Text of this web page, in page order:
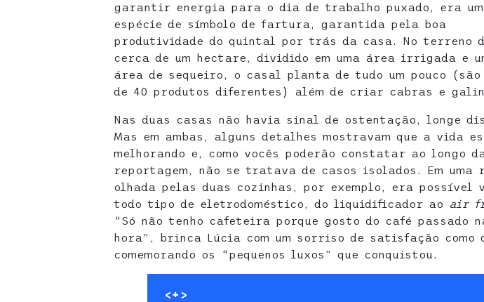
garantir energia para o dia de trabalho puxado, era
espécie de símbolo de fartura, garantida pela boa
produtividade do quintal por trás da casa. No terreno
cerca de um hectare, dividido em uma área irrigada e
área de sequeiro, o casal planta de tudo um pouco (são
de 40 produtos diferentes) além de criar cabras e
Nas duas casas não havia sinal de ostentação, longe
Mas em ambas, alguns detalhes mostravam que a vida
melhorando e, como vocês poderão constatar ao longo da
reportagem, não se tratava de casos isolados. Em uma
olhada pelas duas cozinhas, por exemplo, era possível
todo tipo de eletrodoméstico, do liquidificador ao
air
“Só não tenho cafeteira porque gosto do café passado
hora”, brinca Lúcia com um sorriso de satisfação como
comemorando os “pequenos luxos” que conquistou.
<+>